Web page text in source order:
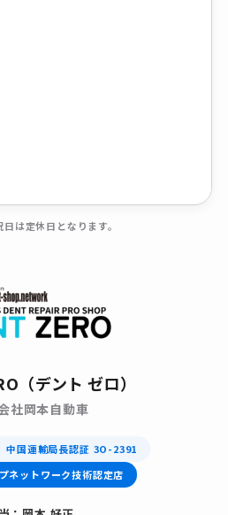
は定休日となります。
（デント ゼロ）
社岡本自動車
中国運輸局長認証 3O-2391
ネットワーク技術認定店